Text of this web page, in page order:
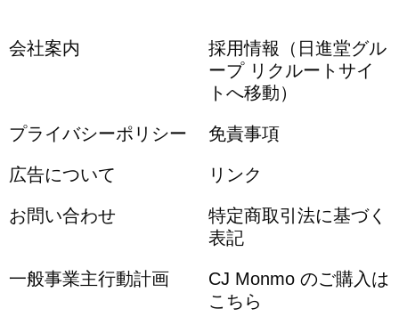
会社案内
採用情報（日進堂グル
ープ リクルートサイ
トへ移動）
プライバシーポリシー 免責事項
広告について リンク
お問い合わせ
特定商取引法に基づく
表記
一般事業主行動計画
CJ Monmo のご購入は
こちら